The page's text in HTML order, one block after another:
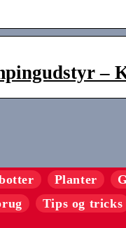
–
Planter
Tips og tricks